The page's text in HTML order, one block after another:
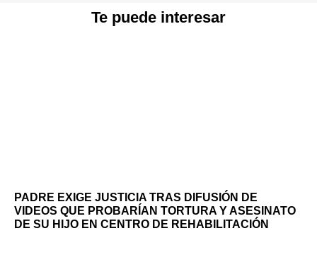
Te puede interesar
PADRE EXIGE JUSTICIA TRAS DIFUSIÓN DE
VIDEOS QUE PROBARÍAN TORTURA Y ASESINATO
DE SU HIJO EN CENTRO DE REHABILITACIÓN